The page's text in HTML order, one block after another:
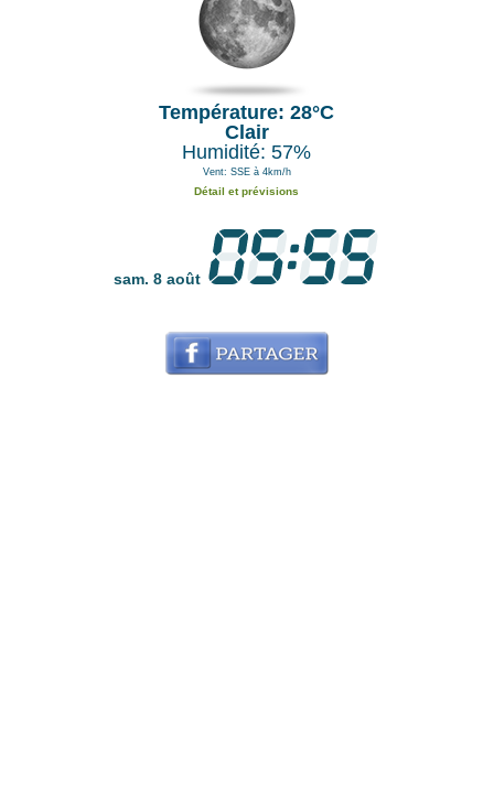
Température: 28°C
Clair
Humidité: 57%
Vent: SSE à 4km/h
Détail et prévisions
sam. 8 août